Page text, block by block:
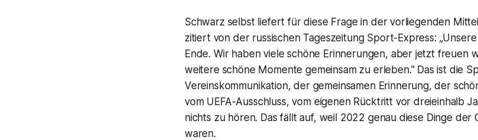
Schwarz selbst liefert für diese Frage in der vorliegenden
zitiert von der russischen Tageszeitung Sport-Express:
Ende. Wir haben viele schöne Erinnerungen, aber jetzt freuen
weitere schöne Momente gemeinsam zu erleben." Das ist die
Vereinskommunikation, der gemeinsamen Erinnerung, der
vom UEFA-Ausschluss, vom eigenen Rücktritt vor dreieinhalb
nichts zu hören. Das fällt auf, weil 2022 genau diese Dinge der
waren.